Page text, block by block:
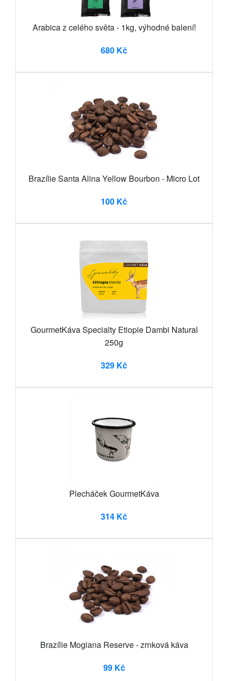
Arabica z celého světa - 1kg, výhodné balení!
680 Kč
Brazílie Santa Alina Yellow Bourbon - Micro Lot
100 Kč
GourmetKáva Specialty Etiopie Dambi Natural
250g
329 Kč
Plecháček GourmetKáva
314 Kč
Brazílie Mogiana Reserve - zrnková káva
99 Kč